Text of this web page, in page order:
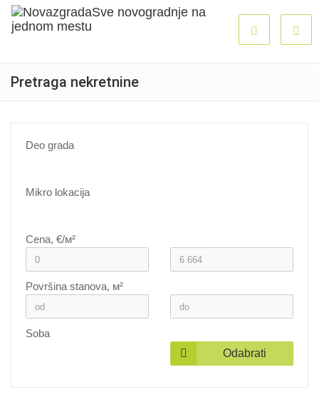
Pretraga nekretnine
Deo grada
Mikro lokacija
Cena, €/м²
Površina stanova, м²
Soba
Odabrati